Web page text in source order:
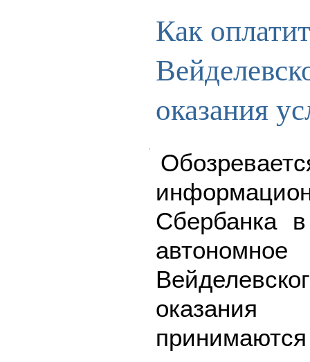
Как
оказания
Сбербанка